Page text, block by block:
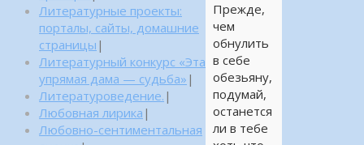
Прежде,
чем
обнулить
в себе
обезьяну,
подумай,
останется
ли в тебе
Литературные проекты:
порталы, сайты, домашние
страницы |
Литературный конкурс «Эта
упрямая дама — судьба» |
Литературоведение. |
Любовная лирика |
Любовно-сентиментальная